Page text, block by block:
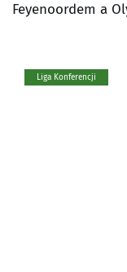
Feyenoordem a
Liga Konferencji